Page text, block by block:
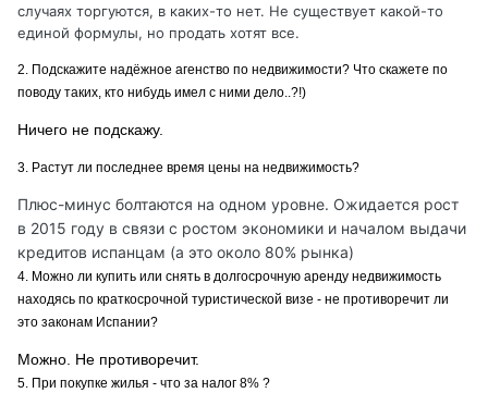
случаях торгуются, в каких-то нет. Не существует какой-то
единой формулы, но продать хотят все.
2. Подскажите надёжное агенство по недвижимости? Что скажете по
поводу таких, кто нибудь имел с ними дело..?!)
Ничего не подскажу.
3. Растут ли последнее время цены на недвижимость?
Плюс-минус болтаются на одном уровне. Ожидается рост
в 2015 году в связи с ростом экономики и началом выдачи
кредитов испанцам (а это около 80% рынка)
4. Можно ли купить или снять в долгосрочную аренду недвижимость
находясь по краткосрочной туристической визе - не противоречит ли
это законам Испании?
Можно. Не противоречит.
5. При покупке жилья - что за налог 8% ?